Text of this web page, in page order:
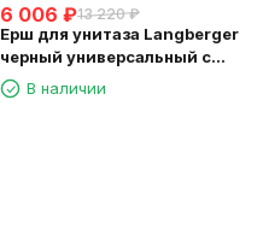
6 006 ₽13 220 ₽
Ерш для унитаза Langberger
черный универсальный с
воронкой круглый 71171-BP
В наличии